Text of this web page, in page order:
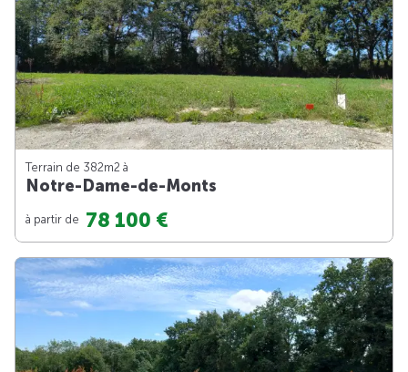
Terrain de 382m2 à
Notre-Dame-de-Monts
à partir de 78 100 €